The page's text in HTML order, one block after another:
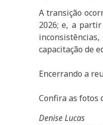
A transição
2026; e, a
capacitação de
Encerrando a
Confira as fotos
Denise Lucas